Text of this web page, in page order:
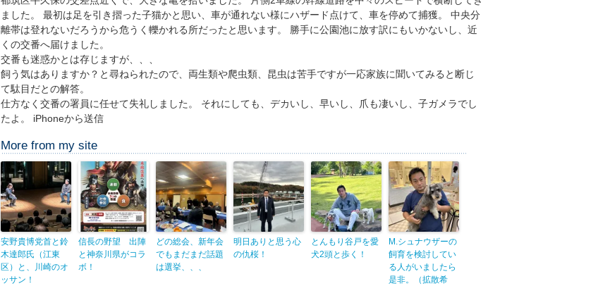
ました。 最初は足を引き摺った子猫かと思い、車が通れない様にハザード点けて、車を停めて捕獲。 中央分
離帯は登れないだろうから危うく轢かれる所だったと思います。 勝手に公園池に放す訳にもいかないし、近
くの交番へ届けました。
交番も迷惑かとは存じますが、、、
飼う気はありますか？と尋ねられたので、両生類や爬虫類、昆虫は苦手ですが一応家族に聞いてみると断じ
て駄目だとの解答。
仕方なく交番の署員に任せて失礼しました。 それにしても、デカいし、早いし、爪も凄いし、子ガメラでし
たよ。 iPhoneから送信
More from my site
安野貴博党首と鈴
木達郎氏（江東
区）と、川崎のオ
ッサン！
信長の野望 出陣
と神奈川県がコラ
ボ！
どの総会、新年会
でもまだまだ話題
は選挙、、、
明日ありと思う心
の仇桜！
とんもり谷戸を愛
犬2頭と歩く！
M.シュナウザーの
飼育を検討してい
る人がいましたら
是非。（拡散希